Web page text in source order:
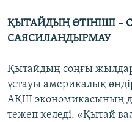
ҚЫТАЙДЫҢ ӨТІНІШІ –
САЯСИЛАНДЫРМАУ
Қытайдың соңғы
ұстауы америкалық
АҚШ экономикасының
тежеп келеді. «Қытай